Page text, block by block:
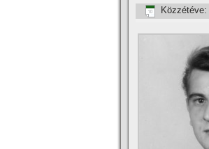
Közzétéve: